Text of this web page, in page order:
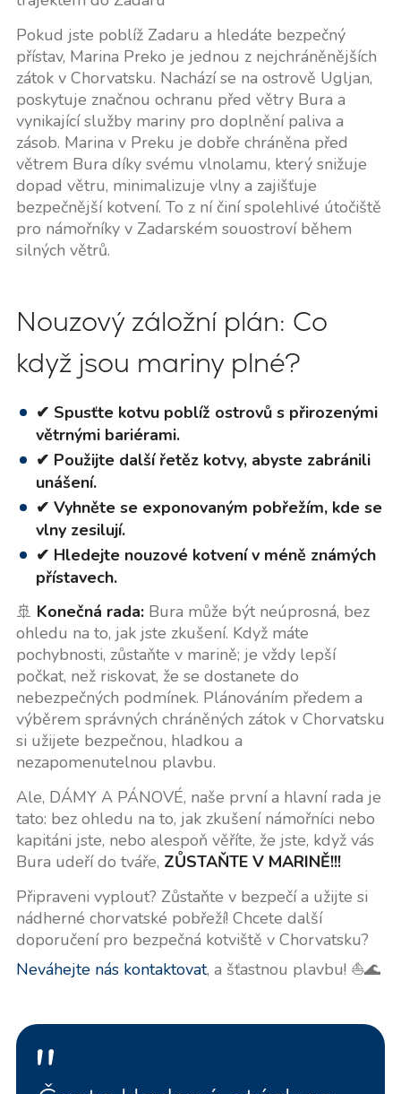
Pokud jste poblíž Zadaru a hledáte bezpečný
přístav, Marina Preko je jednou z nejchráněnějších
zátok v Chorvatsku. Nachází se na ostrově Ugljan,
poskytuje značnou ochranu před větry Bura a
vynikající služby mariny pro doplnění paliva a
zásob. Marina v Preku je dobře chráněna před
větrem Bura díky svému vlnolamu, který snižuje
dopad větru, minimalizuje vlny a zajišťuje
bezpečnější kotvení. To z ní činí spolehlivé útočiště
pro námořníky v Zadarském souostroví během
silných větrů.
Nouzový záložní plán: Co
když jsou mariny plné?
✔ Spusťte kotvu poblíž ostrovů s přirozenými
větrnými bariérami.
✔ Použijte další řetěz kotvy, abyste zabránili
unášení.
✔ Vyhněte se exponovaným pobřežím, kde se
vlny zesilují.
✔ Hledejte nouzové kotvení v méně známých
přístavech.
🚢 Konečná rada:Bura může být neúprosná, bez
ohledu na to, jak jste zkušení. Když máte
pochybnosti, zůstaňte v marině; je vždy lepší
počkat, než riskovat, že se dostanete do
nebezpečných podmínek. Plánováním předem a
výběrem správných chráněných zátok v Chorvatsku
si užijete bezpečnou, hladkou a
nezapomenutelnou plavbu.
Ale, DÁMY A PÁNOVÉ, naše první a hlavní rada je
tato: bez ohledu na to, jak zkušení námořníci nebo
kapitáni jste, nebo alespoň věříte, že jste, když vás
Bura udeří do tváře, ZŮSTAŇTE V MARINĚ!!!
Připraveni vyplout? Zůstaňte v bezpečí a užijte si
nádherné chorvatské pobřeží! Chcete další
doporučení pro bezpečná kotviště v Chorvatsku?
Neváhejte nás kontaktovat, a šťastnou plavbu! ⛵🌊